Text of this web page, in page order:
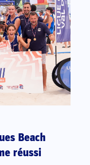
Beach
réussi